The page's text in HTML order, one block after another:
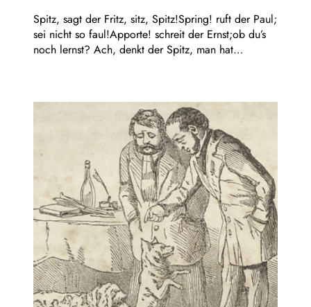
Spitz, sagt der Fritz, sitz, Spitz!Spring! ruft der Paul;
sei nicht so faul!Apporte! schreit der Ernst;ob du’s
noch lernst? Ach, denkt der Spitz, man hat…